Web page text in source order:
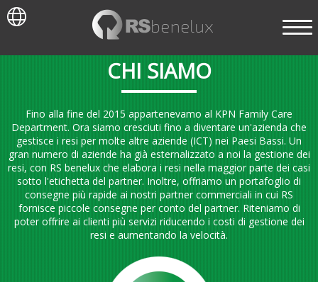
CHI SIAMO
Fino alla fine del 2015 appartenevamo al KPN Family Care
Department. Ora siamo cresciuti fino a diventare un'azienda che
gestisce i resi per molte altre aziende (ICT) nei Paesi Bassi. Un
gran numero di aziende ha già esternalizzato a noi la gestione dei
resi, con RS benelux che elabora i resi nella maggior parte dei casi
sotto l'etichetta del partner. Inoltre, offriamo un portafoglio di
consegne più rapide ai nostri partner commerciali in cui RS
fornisce piccole consegne per conto del partner. Riteniamo di
poter offrire ai clienti più servizi riducendo i costi di gestione dei
resi e aumentando la velocità.